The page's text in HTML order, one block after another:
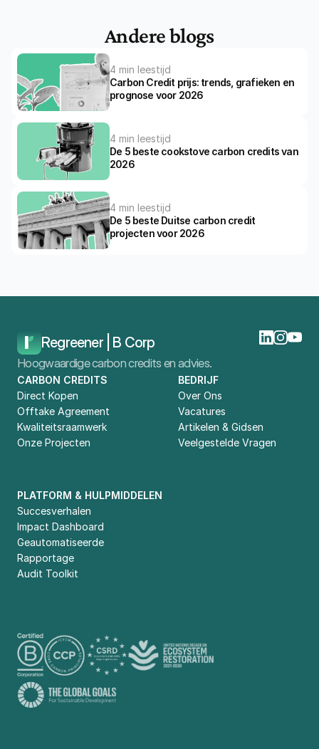
Andere blogs
4 min leestijd
Carbon Credit prijs: trends, grafieken en
prognose voor 2026
4 min leestijd
De 5 beste cookstove carbon credits van
2026
4 min leestijd
De 5 beste Duitse carbon credit
projecten voor 2026
Regreener | B Corp
Hoogwaardige carbon credits en advies.
CARBON CREDITS
Direct Kopen
Offtake Agreement
Kwaliteitsraamwerk
Onze Projecten
PLATFORM & HULPMIDDELEN
Succesverhalen
Impact Dashboard
Geautomatiseerde
Rapportage
Audit Toolkit
BEDRIJF
Over Ons
Vacatures
Artikelen & Gidsen
Veelgestelde Vragen